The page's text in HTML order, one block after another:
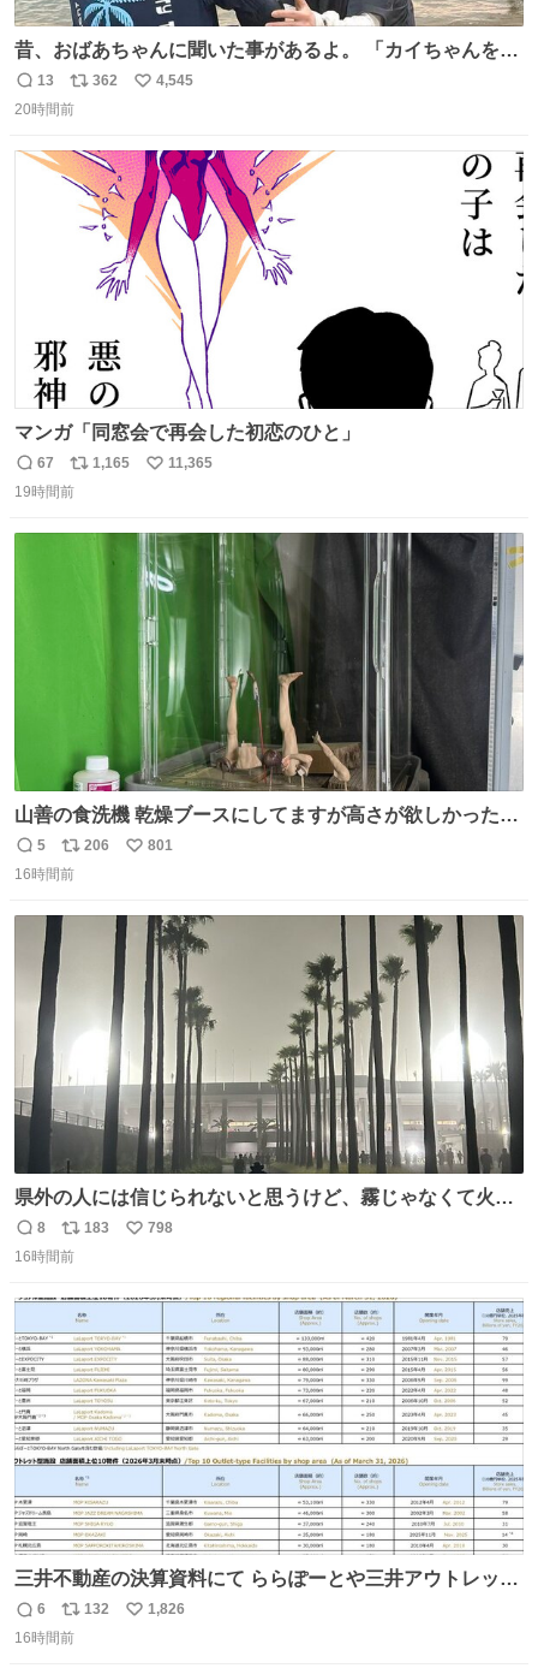
昔、おばあちゃんに聞いた事があるよ。 「カイちゃんをい
じめると、アイツが海から上がって来るぞ。」って。
返
信
13
リ
ポ
ト
数
362
い
数
4,545
20時間前
マンガ「同窓会で再会した初恋のひと」
返
信
67
リ
ポ
1,165
い
数
11,365
19時間前
山善の食洗機 乾燥ブースにしてますが高さが欲しかったの
でコレクションケースを置くだけのツルセコ改造 扉が手前
に開き天井の温度もしっかり上がるのでかなり使いやすく
返
信
5
リ
ポ
ト
206
い
数
801
16時間前
県外の人には信じられないと思うけど、霧じゃなくて火山
灰です🌋 #桜島
返
信
8
リ
ポ
ト
数
183
い
798
16時間前
三井不動産の決算資料にて ららぽーとや三井アウトレット
パークの店舗別売上高（2025年度）が一部判明
返
信
6
リ
ポ
132
い
1,826
16時間前